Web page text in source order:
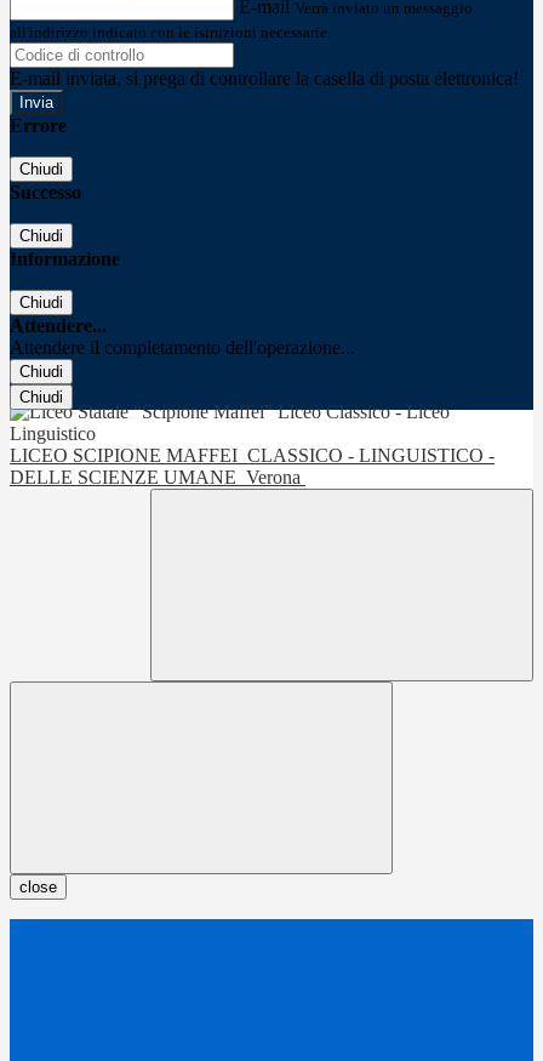
E-mail Verrà inviato un messaggio
all'indirizzo indicato con le istruzioni necessarie.
E-mail inviata, si prega di controllare la casella di posta elettronica!
Errore
Chiudi
Successo
Chiudi
Informazione
Chiudi
Attendere...
Attendere il completamento dell'operazione...
Chiudi
Chiudi
LICEO SCIPIONE MAFFEI CLASSICO - LINGUISTICO -
DELLE SCIENZE UMANE Verona
close